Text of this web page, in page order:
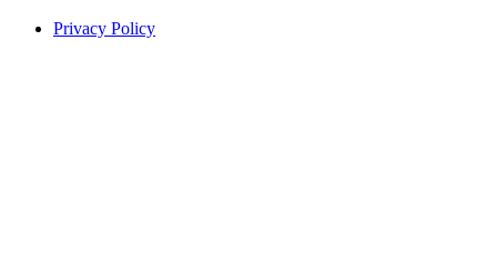
Privacy Policy